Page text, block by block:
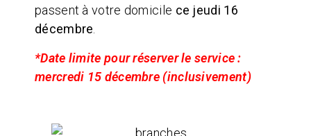
passent à votre domicile ce jeudi 16
décembre
*Date limite pour réserver le service :
mercredi 15 décembre (inclusivement)